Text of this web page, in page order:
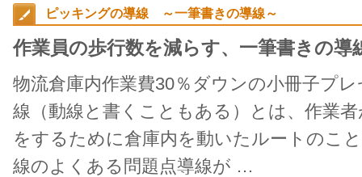
ピッキングの導線 ～一筆書きの導線～
作業員の歩行数を減らす、一筆書きの導
物流倉庫内作業費30％ダウンの小冊子プ
線（動線と書くこともある）とは、作業
をするために倉庫内を動いたルートのこ
線のよくある問題点導線が …